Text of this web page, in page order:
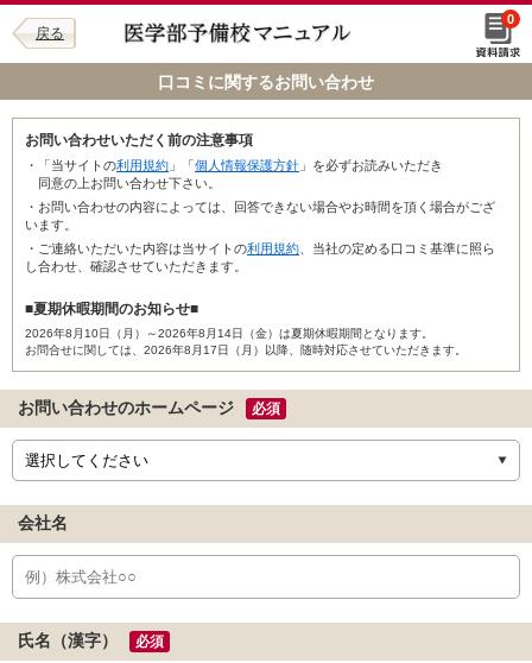
戻る
0
口コミに関するお問い合わせ
お問い合わせいただく前の注意事項
・「当サイトの利用規約 」「個人情報保護方針 」を必ずお読みいただき
同意の上お問い合わせ下さい。
・お問い合わせの内容によっては、回答できない場合やお時間を頂く場合がござ
います。
・ご連絡いただいた内容は当サイトの利用規約 、当社の定める口コミ基準に照ら
し合わせ、確認させていただきます。
■夏期休暇期間のお知らせ■
2026年8月10日（月）～2026年8月14日（金）は夏期休暇期間となります。
お問合せに関しては、2026年8月17日（月）以降、随時対応させていただきます。
お問い合わせのホームページ 必須
会社名
氏名（漢字） 必須